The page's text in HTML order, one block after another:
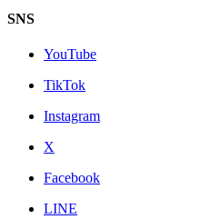
SNS
YouTube
TikTok
Instagram
X
Facebook
LINE